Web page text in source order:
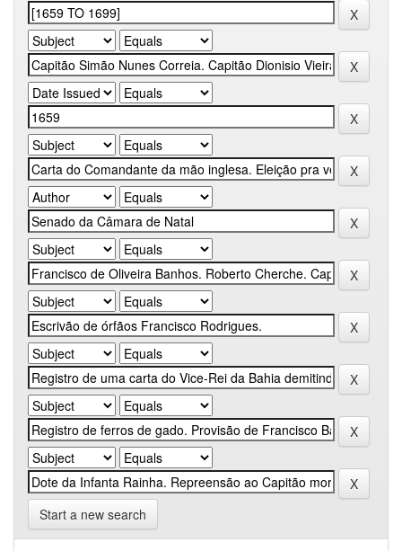
Start a new search